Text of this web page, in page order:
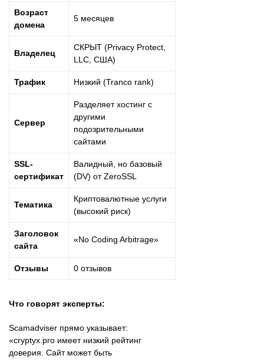
Возраст
домена
5 месяцев
Владелец
СКРЫТ (Privacy Protect,
LLC, США)
Трафик Низкий (Tranco rank)
Сервер
Разделяет хостинг с
другими
подозрительными
сайтами
SSL-
сертификат
Валидный, но базовый
(DV) от ZeroSSL
Тематика
Криптовалютные услуги
(высокий риск)
Заголовок
сайта
«No Coding Arbitrage»
Отзывы 0 отзывов
Что говорят эксперты:
Scamadviser прямо указывает:
«cryptyx.pro имеет низкий рейтинг
доверия. Сайт может быть